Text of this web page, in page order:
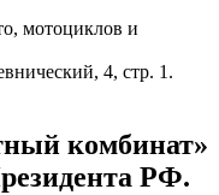
мотоциклов и
4, стр. 1.
комбинат»
РФ.